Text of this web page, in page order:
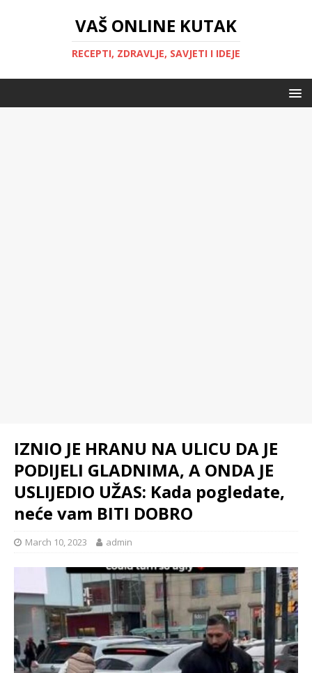
VAŠ ONLINE KUTAK
RECEPTI, ZDRAVLJE, SAVJETI I IDEJE
IZNIO JE HRANU NA ULICU DA JE
PODIJELI GLADNIMA, A ONDA JE
USLIJEDIO UŽAS: Kada pogledate,
neće vam BITI DOBRO
March 10, 2023 admin